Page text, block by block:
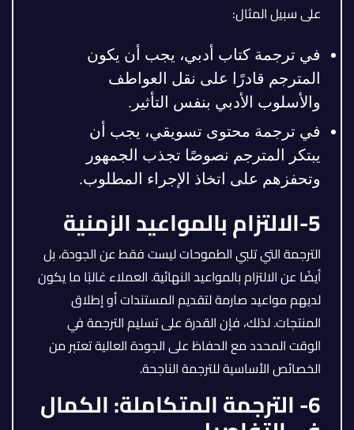
على سبيل المثال:
في ترجمة كتاب أدبي، يجب أن يكون
المترجم قادرًا على نقل العواطف
والأسلوب الأدبي بنفس التأثير.
في ترجمة محتوى تسويقي، يجب أن
يبتكر المترجم نصوصًا تجذب الجمهور
وتحفزهم على اتخاذ الإجراء المطلوب.
5-الالتزام بالمواعيد الزمنية
الترجمة التي تلبي الطموحات ليست فقط عن الجودة، بل
أيضًا عن الالتزام بالمواعيد النهائية. العملاء غالبًا ما يكون
لديهم مواعيد صارمة لتقديم المستندات أو إطلاق
المنتجات. لذلك، فإن القدرة على تسليم الترجمة في
الوقت المحدد مع الحفاظ على الجودة العالية تعتبر من
الخصائص الأساسية للترجمة الناجحة.
6- الترجمة المتكاملة: الكمال